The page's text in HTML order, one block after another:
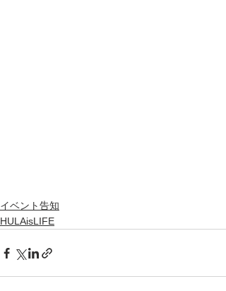
イベント告知
HULAisLIFE